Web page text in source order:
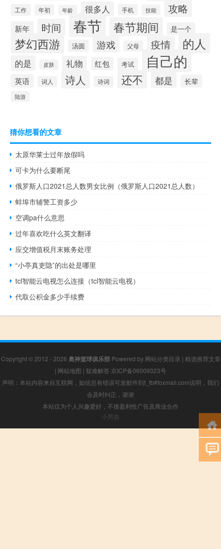
工作 年初 年龄 很多人 手机 技能 攻略
新年 时间 春节 春节期间 是一个
梦幻西游 汤圆 游戏 父母 疫情 的人
的是 皮肤 礼物 红包 考试 自己的
英语 词人 诗人 诗词 还不 都是 长辈
陆游
猜你想看的文章
太原华莱士过年放假吗
可卡为什么要断尾
俄罗斯人口2021总人数男女比例（俄罗斯人口2021总人数）
蚌埠市辅警工资多少
空调pa什么意思
过年喜欢吃什么英文翻译
应交增值税月末账务处理
“小亭真吏隐”的出处是哪里
tcl智能云电视怎么连接（tcl智能云电视）
代取公积金多少手续费
Copyright © 2012 - 2026 奥神篮球俱乐部Powered by 网站分类目录 | 精选推荐文章
| 网站地图 | 疑难解答 京ICP备06009323号
声明：本站内容来自互联网，如信息有错误可发邮件到f_fb#foxmail.com说明，我们
会及时纠正，谢谢
本站仅为个人兴趣爱好，不接盈利性广告及商业合作
小男孩